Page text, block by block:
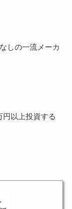
しの一流メーカ
以上投資する